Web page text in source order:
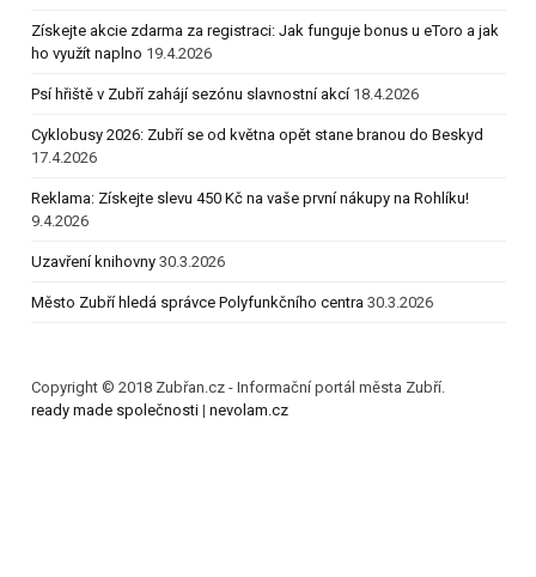
Získejte akcie zdarma za registraci: Jak funguje bonus u eToro a jak
ho využít naplno 19.4.2026
Psí hřiště v Zubří zahájí sezónu slavnostní akcí 18.4.2026
Cyklobusy 2026: Zubří se od května opět stane branou do Beskyd
17.4.2026
Reklama: Získejte slevu 450 Kč na vaše první nákupy na Rohlíku!
9.4.2026
Uzavření knihovny 30.3.2026
Město Zubří hledá správce Polyfunkčního centra 30.3.2026
Copyright © 2018 Zubřan.cz - Informační portál města Zubří.
ready made společnosti | nevolam.cz